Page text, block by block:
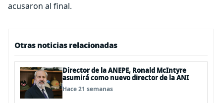
acusaron al final.
Otras noticias relacionadas
Director de la ANEPE, Ronald McIntyre
asumirá como nuevo director de la ANI
Hace 21 semanas